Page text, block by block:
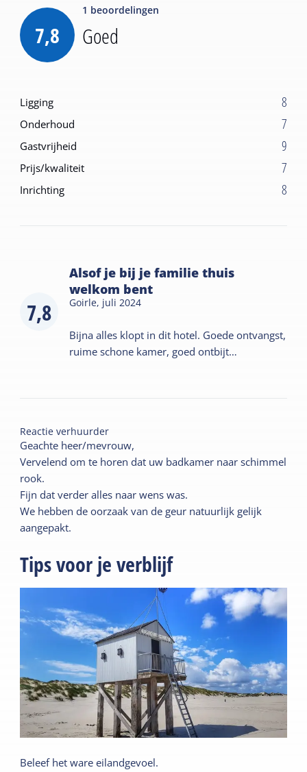
7,8
1 beoordelingen
Goed
Ligging 8
Onderhoud 7
Gastvrijheid 9
Prijs/kwaliteit 7
Inrichting 8
7,8
Alsof je bij je familie thuis
welkom bent
Goirle, juli 2024
Bijna alles klopt in dit hotel. Goede ontvangst,
ruime schone kamer, goed ontbijt…
Reactie verhuurder
Geachte heer/mevrouw,
Vervelend om te horen dat uw badkamer naar schimmel
rook.
Fijn dat verder alles naar wens was.
We hebben de oorzaak van de geur natuurlijk gelijk
aangepakt.
Tips voor je verblijf
Beleef het ware eilandgevoel.